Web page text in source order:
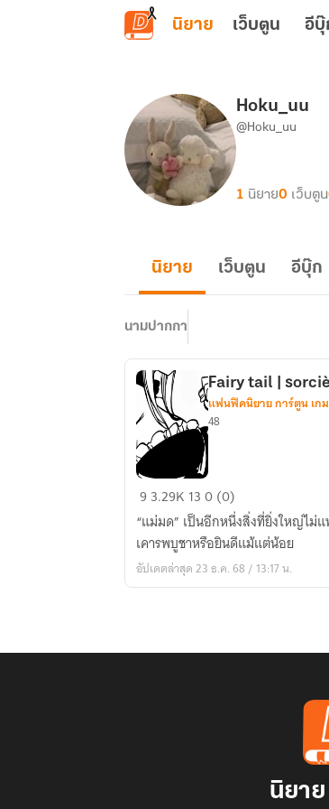
ข้ามไปยังเนื้อหาหลัก
นิยาย เว็บตูน อีบุ๊
Hoku_uu
@Hoku_uu
1 นิยาย0 เว็บตูน
นิยาย เว็บตูน อีบุ๊ก
นามปากกา
Fairy
tail
|
sorcière
Fairy tail |
แฟนฟิคนิยาย การ์ตูน เกม
48
9 3.29K 130 (0)
“แม่มด” เป็นอีกหนึ่งสิ่งที่ยิ่งใหญ่ไม่
เคารพบูชาหรือยินดีแม้แต่น้อย
อัปเดตล่าสุด 23 ธ.ค. 68 / 13:17 น.
นิยา